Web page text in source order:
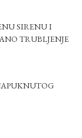
SIRENU I
TRUBLJENJE